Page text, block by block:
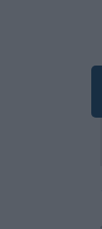
στο